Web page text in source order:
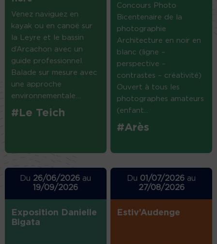
Venez naviguez en
kayak ou en canoë sur
la Leyre et le bassin
d’Arcachon avec un
guide professionnel.
Balade sur mesure avec
une approche
environnementale....
#Le Teich
Concours Photo
Bicentenaire de la
photographie
Architecture en noir en
blanc (ligne –
perspective –
contrastes – créativité)
Ouvert à tous les
photographes amateurs
(enfant...
#Arès
Du 26/06/2026 au
19/09/2026
Exposition Danielle
Bigata
Du 01/07/2026 au
27/08/2026
Estiv’Audenge